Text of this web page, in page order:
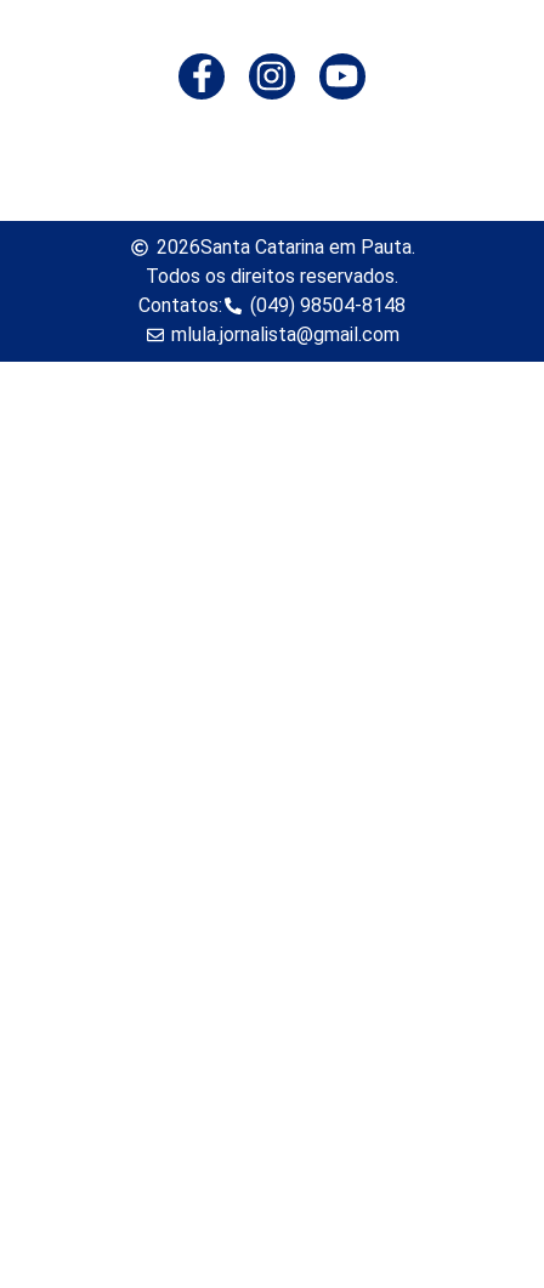
2026Santa Catarina em Pauta.
Todos os direitos reservados.
Contatos:
(049) 98504-8148
mlula.jornalista@gmail.com